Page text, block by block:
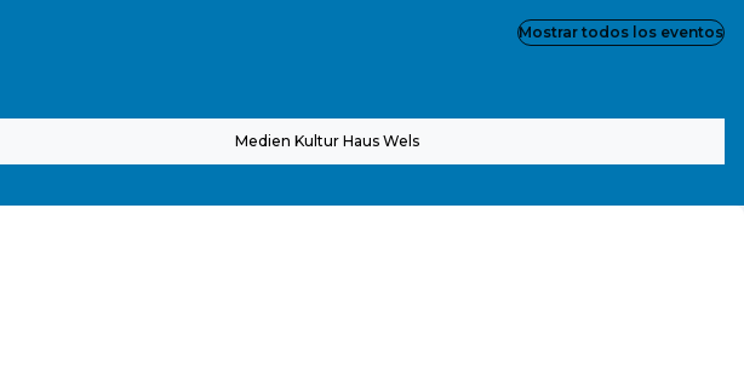
Medien Kultur Haus Wels
Mostrar todos los eventos